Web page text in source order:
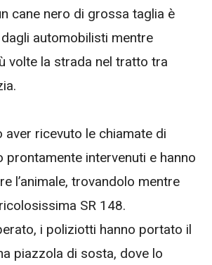
cane nero di grossa taglia è
automobilisti mentre
volte la strada nel tratto tra
aver ricevuto le chiamate di
intervenuti e hanno
l’animale, trovandolo mentre
SR 148.
i poliziotti hanno portato il
piazzola di sosta, dove lo